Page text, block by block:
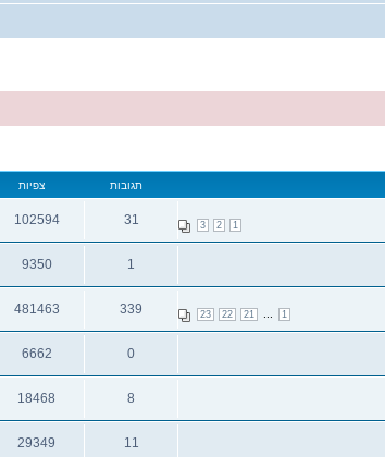
תגובות צפיות
1
2
3
31
תגובות
102594
צפיות
1
9350
1
21
22
23
339
תגובות
481463
צפיות
0
6662
8
תגובות
18468
צפיות
11
29349